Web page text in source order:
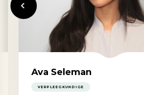
Ava Seleman
VERPLEEGKUNDIGE